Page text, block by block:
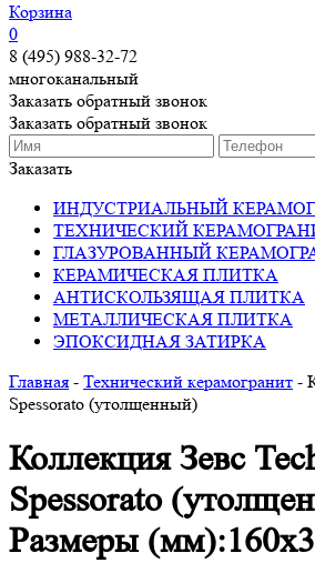
Корзина
0
8 (495) 988-32-72
многоканальный
Заказать обратный звонок
Заказать обратный звонок
Заказать
ИНДУСТРИАЛЬНЫЙ
ТЕХНИЧЕСКИЙ
ГЛАЗУРОВАННЫЙ
КЕРАМИЧЕСКАЯ ПЛИТКА
АНТИСКОЛЬЗЯЩАЯ ПЛИТКА
МЕТАЛЛИЧЕСКАЯ ПЛИТКА
ЭПОКСИДНАЯ ЗАТИРКА
Главная - Технический керамогранит -
Spessorato (утолщенный)
Коллекция Зевс
Spessorato
Размеры